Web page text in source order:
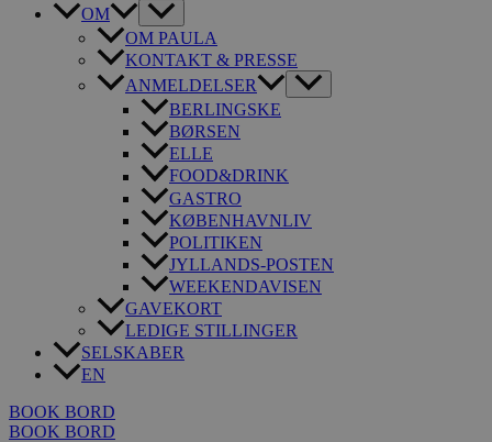
OM
OM PAULA
KONTAKT & PRESSE
ANMELDELSER
BERLINGSKE
BØRSEN
ELLE
FOOD&DRINK
GASTRO
KØBENHAVNLIV
POLITIKEN
JYLLANDS-POSTEN
WEEKENDAVISEN
GAVEKORT
LEDIGE STILLINGER
SELSKABER
EN
BOOK BORD
BOOK BORD